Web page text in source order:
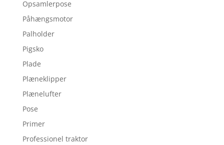
Opsamlerpose
Påhængsmotor
Palholder
Pigsko
Plade
Plæneklipper
Plænelufter
Pose
Primer
Professionel traktor